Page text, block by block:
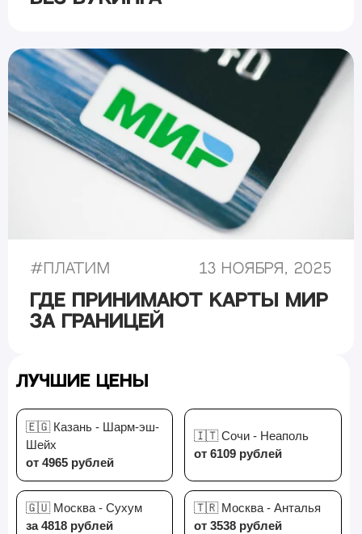
# Платим 13 ноября, 2025
Где принимают карты Мир
за границей
Лучшие цены
🇪🇬 Казань - Шарм-эш-
Шейх
от 4965 рублей
🇮🇹 Сочи - Неаполь
от 6109 рублей
🇬🇺 Москва - Сухум
за 4818 рублей
🇹🇷 Москва - Анталья
от 3538 рублей